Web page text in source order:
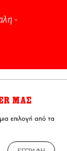
-
ΜΑΣ
επιλογή από τα